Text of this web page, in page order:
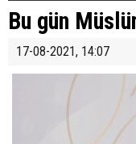
Bu gün
17-08-2021, 14:07